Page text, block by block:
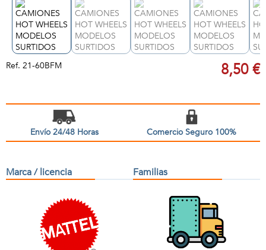
Ref. 21-60BFM 8,50 €
Envío 24/48 Horas Comercio Seguro 100%
Marca / licencia Familias